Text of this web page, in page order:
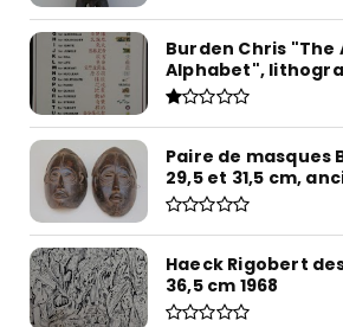
Burden Chris "The
Alphabet",
Paire de masques
29,5 et 31,5 cm,
Haeck Rigobert
36,5 cm 1968